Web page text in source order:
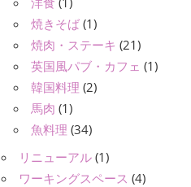
焼きそば (1)
焼肉・ステーキ (21)
英国風パブ・カフェ (1)
韓国料理 (2)
馬肉 (1)
魚料理 (34)
リニューアル (1)
ワーキングスペース (4)